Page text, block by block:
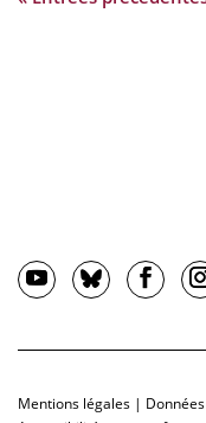
Mentions légales |